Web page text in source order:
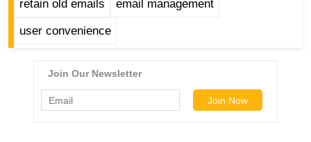
k
n
retain old emails email management
user convenience